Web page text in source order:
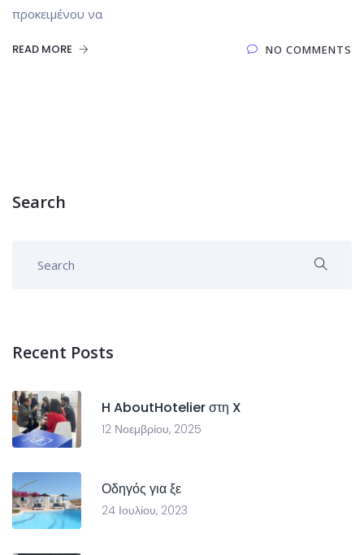
προκειμένου να
READ MORE NO COMMENTS
Search
Recent Posts
H AboutHotelier στη X
12 Νοεμβρίου, 2025
Οδηγός για ξε
24 Ιουλίου, 2023